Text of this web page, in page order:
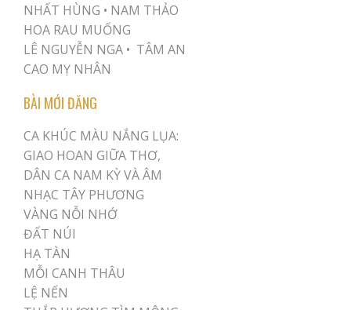
NHẤT HÙNG • NAM THẢO
HOA RAU MUỐNG
LÊ NGUYỄN NGA • TÂM AN
CAO MỴ NHÂN
BÀI MỚI ĐĂNG
CA KHÚC MÀU NẮNG LỤA:
GIAO HOAN GIỮA THƠ,
DÂN CA NAM KỲ VÀ ÂM
NHẠC TÂY PHƯƠNG
VÀNG NỖI NHỚ
ĐẤT NÚI
HẠ TÀN
MỖI CANH THÂU
LỆ NẾN